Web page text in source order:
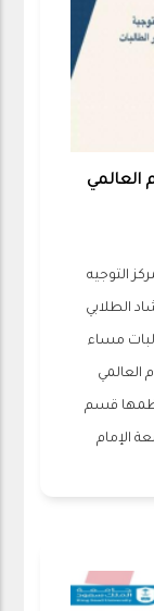
العالمي
التوجيه
الطلابي
مساء
اليوم العالمي
نظمها قسم
الإمام